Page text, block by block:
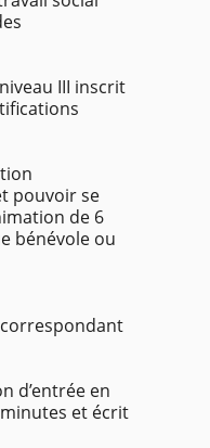
III inscrit
pouvoir se
de 6
bénévole ou
d’entrée en
et écrit